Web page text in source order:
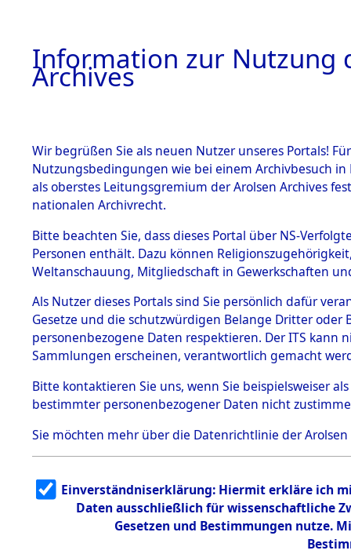
BESTÄNDE
1.
mente
5. Verschiedenes
5.3
Todesmärsche
5.3.1 Alliierte
Erhebungen
zu
Todesmärsch
en
5.3.2
g
5.3.3
Todesmärsch
Bayern→
0040
Information zur Nutzung
Archives
Wir begrüßen Sie als neuen Nutzer unseres Portals!
Nutzungsbedingungen wie bei einem Archivbesuch
als oberstes Leitungsgremium der Arolsen Archives
nationalen Archivrecht.
Bitte beachten Sie, dass dieses Portal über NS-
Personen enthält. Dazu können
Weltanschauung, Mitgliedschaft in Gewerkschaften
Als Nutzer dieses Portals sind Sie persönlich dafür
Gesetze und die schutzwürdigen Belange Dritter
personenbezogene Daten respektieren. Der ITS
Sammlungen erscheinen, verantwortlich gemacht
Bitte kontaktieren Sie uns, wenn Sie beispielsweiser
bestimmter personenbezogener Daten nicht
Sie möchten mehr über die Datenrichtlinie der Arolsen
Einverständniserklärung: Hiermit erkläre ich
Daten ausschließlich für wissenschaftliche
Gesetzen und Bestimmungen nutze.